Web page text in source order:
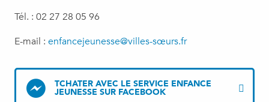
Tél. : 02 27 28 05 96
E-mail : enfancejeunesse@villes-sœurs.fr
TCHATER AVEC LE SERVICE ENFANCE
JEUNESSE SUR FACEBOOK